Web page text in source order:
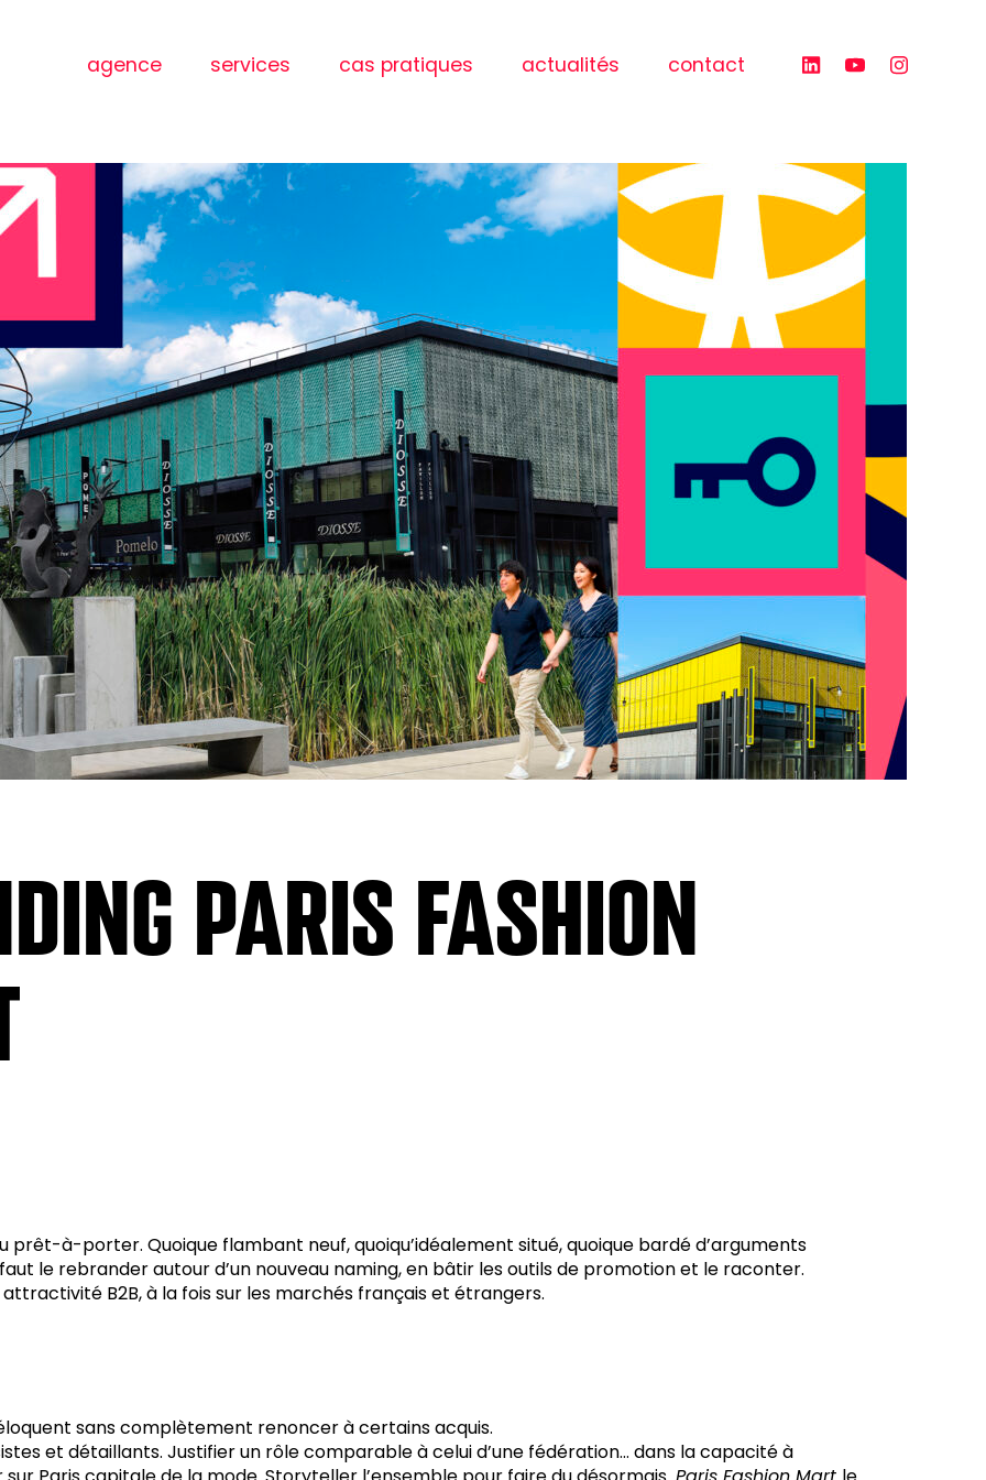
agence services cas pratiques actualités contact
PARIS FASHION
prêt-à-porter. Quoique flambant neuf, quoiqu’idéalement situé, quoique bardé d’arguments
le rebrander autour d’un nouveau naming, en bâtir les outils de promotion et le raconter.
B2B, à la fois sur les marchés français et étrangers.
sans complètement renoncer à certains acquis.
et détaillants. Justifier un rôle comparable à celui d’une fédération… dans la capacité à